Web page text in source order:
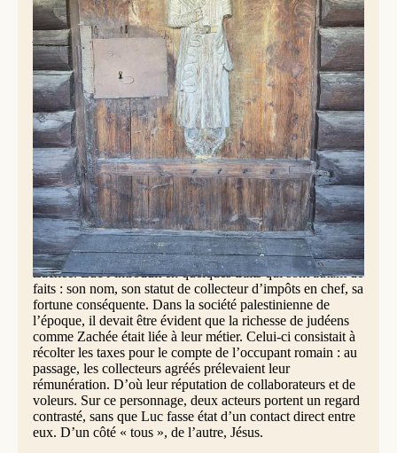
mais il ne le pouvait pas à cause de la foule, car il était de
petite taille. Il courut donc en avant et grimpa sur un
sycomore pour voir Jésus qui allait passer par là. Quand il
arriva à cet endroit, Jésus leva les yeux et lui dit : «
Zachée, descends vite : aujourd’hui il faut que j’aille
demeurer dans ta maison. » Vite, il descendit et reçut Jésus
avec joie. Voyant cela, tous récriminaient en murmurant :
« Il est allé loger chez un homme pécheur. » Zachée,
debout, dit au Seigneur : « Voici, Seigneur, je fais don aux
pauvres de la moitié de mes biens, et si j’ai fait du tort à
quelqu’un, je lui rends quatre fois plus. » Alors Jésus lui dit
: « Aujourd’hui, le salut est arrivé pour cette maison, car
lui aussi est un fils d’Abraham. En effet, le Fils de
l’humain est venu chercher et sauver ce qui est perdu. »
Ce bref récit oppose trois façons de voir un même homme,
Zachée. Luc l’introduit en quelques traits qui sont autant de
faits : son nom, son statut de collecteur d’impôts en chef, sa
fortune conséquente. Dans la société palestinienne de
l’époque, il devait être évident que la richesse de judéens
comme Zachée était liée à leur métier. Celui-ci consistait à
récolter les taxes pour le compte de l’occupant romain : au
passage, les collecteurs agréés prélevaient leur
rémunération. D’où leur réputation de collaborateurs et de
voleurs. Sur ce personnage, deux acteurs portent un regard
contrasté, sans que Luc fasse état d’un contact direct entre
eux. D’un côté « tous », de l’autre, Jésus.